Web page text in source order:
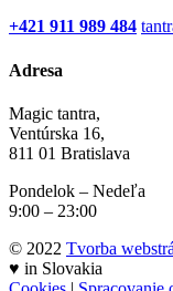
+421 911 989 484
Adresa
Magic tantra,
Ventúrska 16,
811 01 Bratislava
Pondelok – Nedeľa
9:00 – 23:00
© 2022 Tvorba
♥ in Slovakia